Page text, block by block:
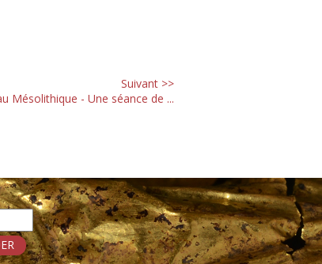
Suivant >>
Mésolithique - Une séance de ...